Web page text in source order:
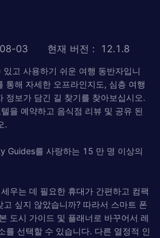
03 현재 버전 : 12.1.8
고 사용하기 쉬운 여행 동반자입니
통해 자세한 오프라인지도, 심층 여행
정보가 담긴 길 찾기를 찾아보십시오.
을 예약하고 음식점 리뷰 및 공유 된
.
Guides를 사랑하는 15 만 명 이상의
우는 데 필요한 휴대가 간편하고 컴팩
싶지 않았습니까? 따라서 스마트 폰
도시 가이드 및 플래너로 바꾸어서 레
를 선택할 수 있습니다. 다른 열정적 인